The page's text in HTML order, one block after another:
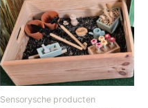
Sensorysche producten